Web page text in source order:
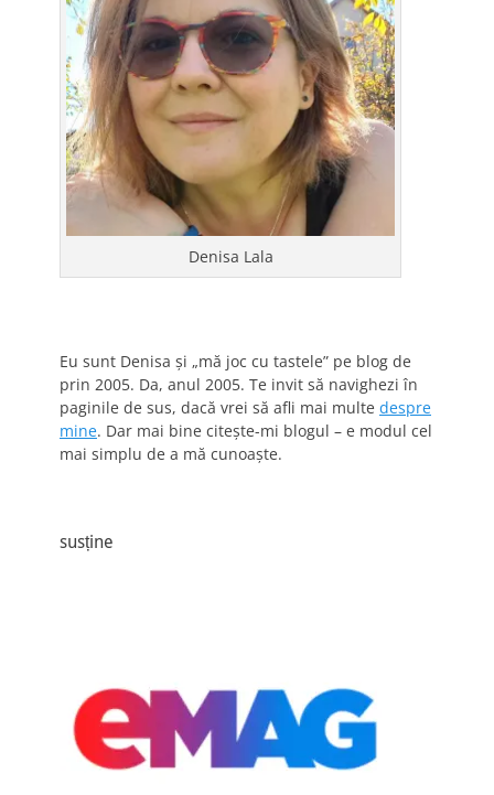
Denisa Lala
Eu sunt Denisa și „mă joc cu tastele” pe blog de
prin 2005. Da, anul 2005. Te invit să navighezi în
paginile de sus, dacă vrei să afli mai multe despre
mine. Dar mai bine citește-mi blogul – e modul cel
mai simplu de a mă cunoaște.
susține